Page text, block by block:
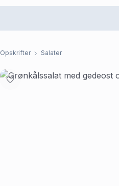
Opskrifter Salater